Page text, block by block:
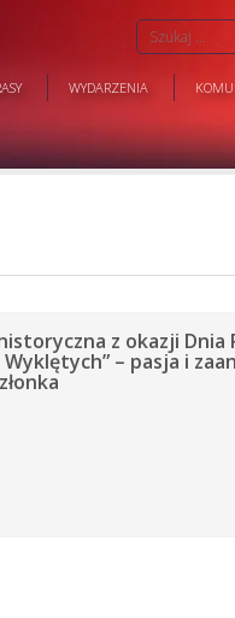
WYDARZENIA
z okazji Dnia
Wyklętych” – pasja i